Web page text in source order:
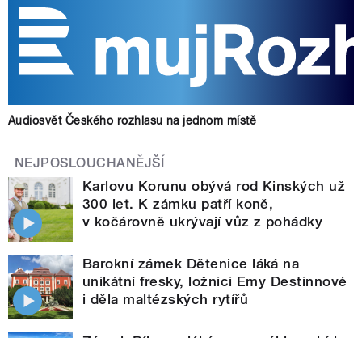
Audiosvět Českého rozhlasu na jednom místě
NEJPOSLOUCHANĚJŠÍ
Karlovu Korunu obývá rod Kinských už
300 let. K zámku patří koně,
v kočárovně ukrývají vůz z pohádky
Barokní zámek Dětenice láká na
unikátní fresky, ložnici Emy Destinnové
i děla maltézských rytířů